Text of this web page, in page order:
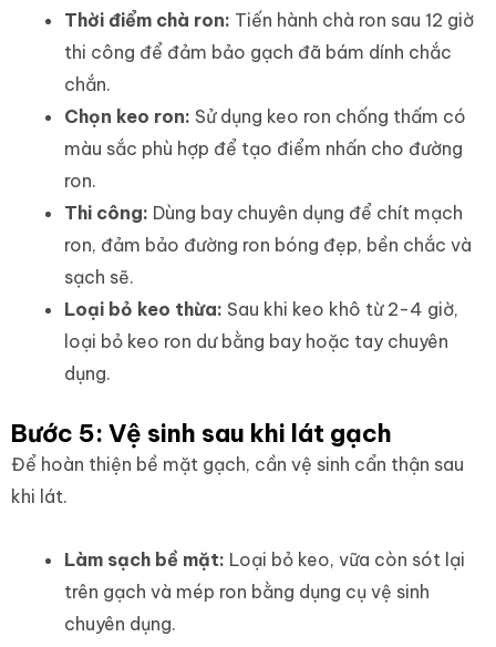
Thời điểm chà ron: Tiến hành chà ron sau 12 giờ
thi công để đảm bảo gạch đã bám dính chắc
chắn.
Chọn keo ron: Sử dụng keo ron chống thấm có
màu sắc phù hợp để tạo điểm nhấn cho đường
ron.
Thi công: Dùng bay chuyên dụng để chít mạch
ron, đảm bảo đường ron bóng đẹp, bền chắc và
sạch sẽ.
Loại bỏ keo thừa: Sau khi keo khô từ 2-4 giờ,
loại bỏ keo ron dư bằng bay hoặc tay chuyên
dụng.
Bước 5: Vệ sinh sau khi lát gạch
Để hoàn thiện bề mặt gạch, cần vệ sinh cẩn thận sau
khi lát.
Làm sạch bề mặt: Loại bỏ keo, vữa còn sót lại
trên gạch và mép ron bằng dụng cụ vệ sinh
chuyên dụng.